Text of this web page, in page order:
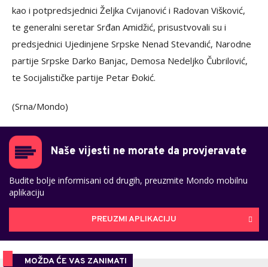
kao i potpredsjednici Željka Cvijanović i Radovan Višković,
te generalni seretar Srđan Amidžić, prisustvovali su i
predsjednici Ujedinjene Srpske Nenad Stevandić, Narodne
partije Srpske Darko Banjac, Demosa Nedeljko Čubrilović,
te Socijalističke partije Petar Đokić.
(Srna/Mondo)
Naše vijesti ne morate da provjeravate
Budite bolje informisani od drugih, preuzmite Mondo mobilnu
aplikaciju
PREUZMI APLIKACIJU
MOŽDA ĆE VAS ZANIMATI